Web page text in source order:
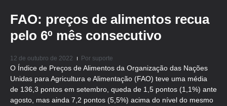
FAO: preços de alimentos recua
pelo 6º mês consecutivo
12 de outubro de 2022 Por suporte
O Índice de Preços de Alimentos da Organização das Nações
Unidas para Agricultura e Alimentação (FAO) teve uma média
de 136,3 pontos em setembro, queda de 1,5 pontos (1,1%) ante
agosto, mas ainda 7,2 pontos (5,5%) acima do nível do mesmo